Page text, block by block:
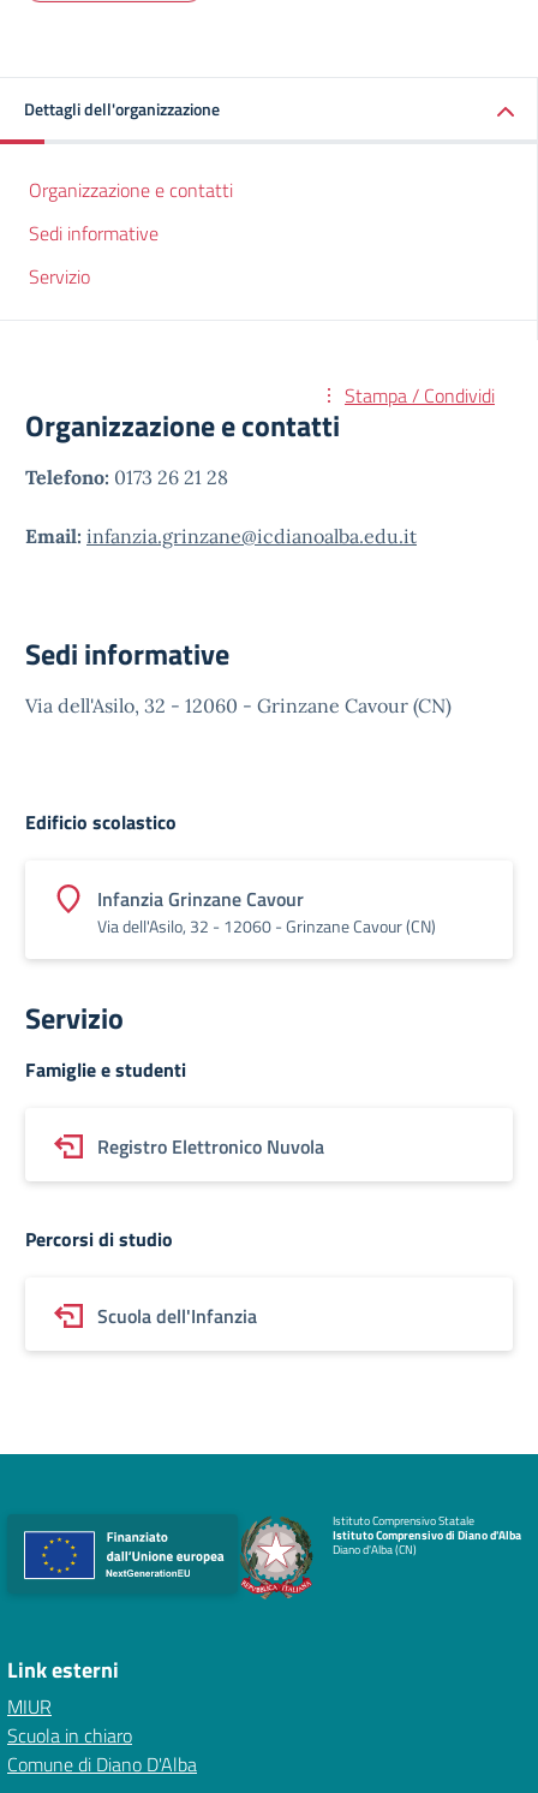
Dettagli dell'organizzazione
Organizzazione e contatti
Sedi informative
Servizio
Stampa / Condividi
Organizzazione e contatti
Telefono: 0173 26 21 28
Email: infanzia.grinzane@icdianoalba.edu.it
Sedi informative
Via dell'Asilo, 32 - 12060 - Grinzane Cavour (CN)
Edificio scolastico
Infanzia Grinzane Cavour
Via dell'Asilo, 32 - 12060 - Grinzane Cavour (CN)
Servizio
Famiglie e studenti
Registro Elettronico Nuvola
Percorsi di studio
Scuola dell'Infanzia
Istituto Comprensivo Statale
Istituto Comprensivo di Diano d'Alba
Diano d'Alba (CN)
Link esterni
MIUR
Scuola in chiaro
Comune di Diano D'Alba